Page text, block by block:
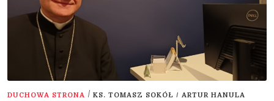
DUCHOWA STRONA / KS. TOMASZ SOKÓŁ / ARTUR HANULA